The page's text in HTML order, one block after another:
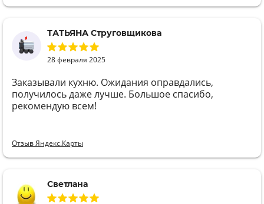
ТАТЬЯНА Струговщикова
28 февраля 2025
Заказывали кухню. Ожидания оправдались,
получилось даже лучше. Большое спасибо,
рекомендую всем!
Отзыв Яндекс.Карты
Cветлана